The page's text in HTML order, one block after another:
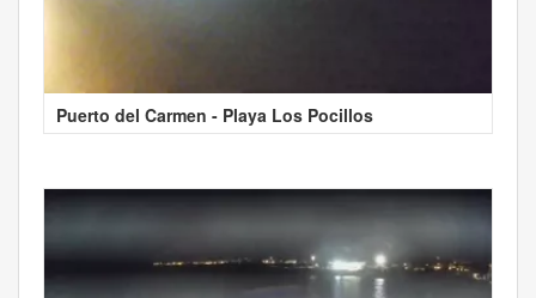
Puerto del Carmen - Playa Los Pocillos